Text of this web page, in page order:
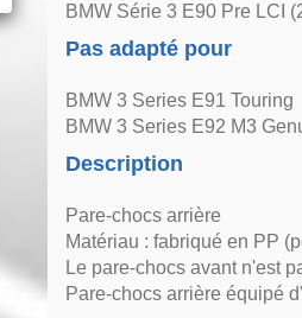
BMW Série 3 E90 Pre LCI
Pas adapté pour
BMW 3 Series E91 Touring
BMW 3 Series E92 M3
Description
Pare-chocs arrière
Matériau : fabriqué en PP
Le pare-chocs avant n'est
Pare-chocs arrière équipé